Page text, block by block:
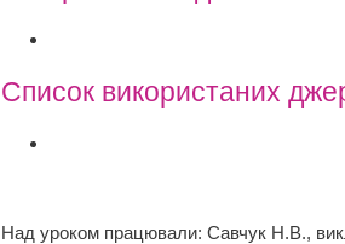
Список використаних
Над уроком працювали: Савчук Н.В.,